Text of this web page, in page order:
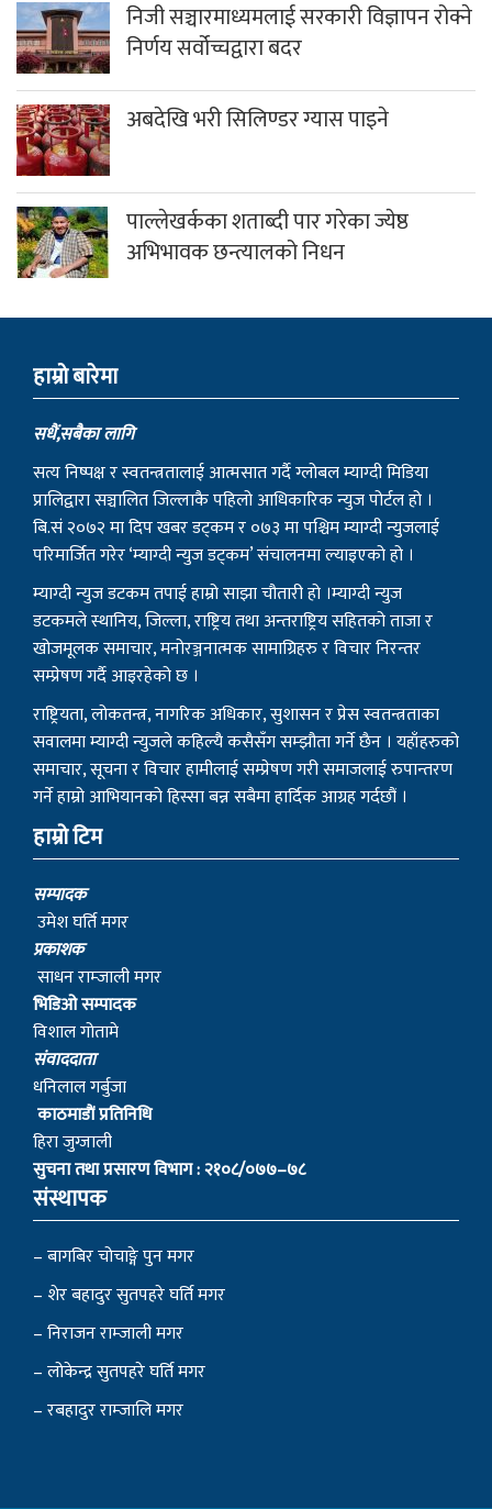
निजी सञ्चारमाध्यमलाई सरकारी विज्ञापन रोक्ने
निर्णय सर्वोच्चद्वारा बदर
अबदेखि भरी सिलिण्डर ग्यास पाइने
पाल्लेखर्कका शताब्दी पार गरेका ज्येष्ठ
अभिभावक छन्त्यालको निधन
हाम्राे बारेमा
सधैं,सबैका लागि
सत्य निष्पक्ष र स्वतन्त्रतालाई आत्मसात गर्दै ग्लोबल म्याग्दी मिडिया
प्रालिद्वारा सञ्चालित जिल्लाकै पहिलो आधिकारिक न्युज पोर्टल हो ।
बि.सं २०७२ मा दिप खबर डट्कम र ०७३ मा पश्चिम म्याग्दी न्युजलाई
परिमार्जित गरेर ‘म्याग्दी न्युज डट्कम’ संचालनमा ल्याइएको हो ।
म्याग्दी न्युज डटकम तपाई हाम्रो साझा चौतारी हो ।म्याग्दी न्युज
डटकमले स्थानिय, जिल्ला, राष्ट्रिय तथा अन्तराष्ट्रिय सहितको ताजा र
खोजमूलक समाचार, मनोरञ्जनात्मक सामाग्रिहरु र विचार निरन्तर
सम्प्रेषण गर्दै आइरहेको छ ।
राष्ट्रियता, लोकतन्त्र, नागरिक अधिकार, सुशासन र प्रेस स्वतन्त्रताका
सवालमा म्याग्दी न्युजले कहिल्यै कसैसँग सम्झौता गर्ने छैन । यहाँहरुको
समाचार, सूचना र विचार हामीलाई सम्प्रेषण गरी समाजलाई रुपान्तरण
गर्ने हाम्रो आभियानको हिस्सा बन्न सबैमा हार्दिक आग्रह गर्दछौं ।
हाम्रो टिम
सम्पादक
उमेश घर्ति मगर
प्रकाशक
साधन राम्जाली मगर
भिडिओ सम्पादक
विशाल गोतामे
स‌ंवाददाता
धनिलाल गर्बुजा
काठमाडाैं प्रतिनिधि
हिरा जुग्जाली
सुचना तथा प्रसारण विभाग : २१०८/०७७–७८
संस्थापक
– बागबिर चोचाङ्गे पुन मगर
– शेर बहादुर सुतपहरे घर्ति मगर
– निराजन राम्जाली मगर
– लोकेन्द्र सुतपहरे घर्ति मगर
– रबहादुर राम्जालि मगर